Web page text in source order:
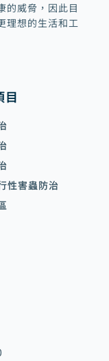
的威脅，因此目
理想的生活和工
目
性害蟲防治